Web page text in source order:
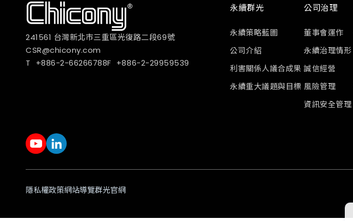
241561 台灣新北市三重區光復路二段69號
CSR@chicony.com
+886-2-66266788
+886-2-29959539
永續群光
永續策略藍圖
公司介紹
利害關係人議合成果
永續重大議題與目標
公司治理
董事會運作
永續治理情形
誠信經營
風險管理
資訊安全管理
隱私權政策網站導覽群光官網